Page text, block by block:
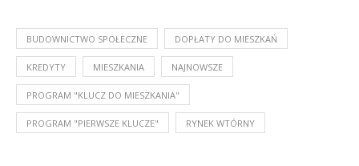
BUDOWNICTWO SPOŁECZNE DOPŁATY DO MIESZKAŃ
KREDYTY MIESZKANIA NAJNOWSZE
PROGRAM "KLUCZ DO MIESZKANIA"
PROGRAM "PIERWSZE KLUCZE" RYNEK WTÓRNY